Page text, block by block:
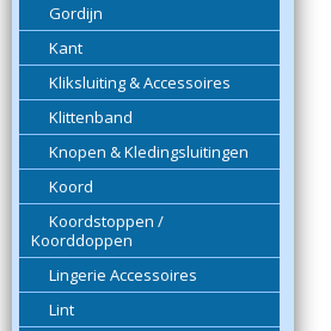
Gordijn
Kant
Kliksluiting & Accessoires
Klittenband
Knopen & Kledingsluitingen
Koord
Koordstoppen /
Koorddoppen
Lingerie Accessoires
Lint